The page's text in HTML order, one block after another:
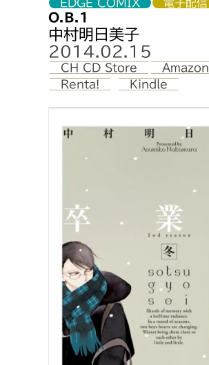
EDGE COMIX 電子配信
O.B.1
中村明日美子
2014.02.15
CH CD Store
Amazon
Renta!
Kindle